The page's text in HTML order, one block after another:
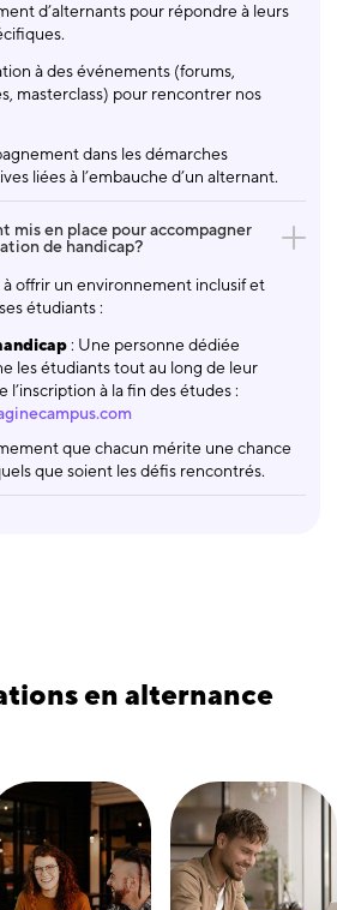
d’alternants pour répondre à leurs
à des événements (forums,
masterclass) pour rencontrer nos
dans les démarches
liées à l’embauche d’un alternant.
mis en place pour accompagner
de handicap?
à offrir un environnement inclusif et
étudiants :
: Une personne dédiée
les étudiants tout au long de leur
l’inscription à la fin des études :
que chacun mérite une chance
que soient les défis rencontrés.
en alternance